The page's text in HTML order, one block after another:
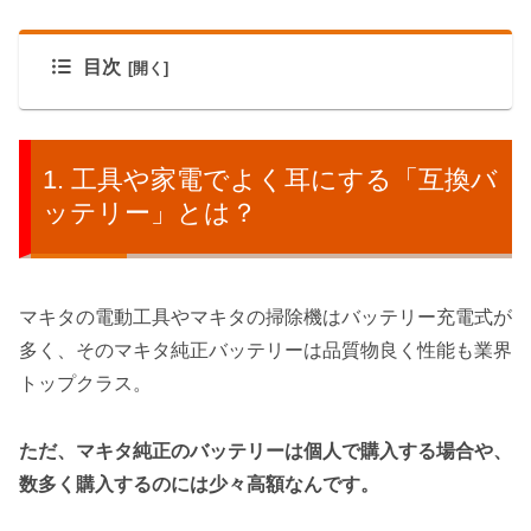
目次
工具や家電でよく耳にする「互換バ
ッテリー」とは？
マキタの電動工具やマキタの掃除機はバッテリー充電式が
多く、そのマキタ純正バッテリーは品質物良く性能も業界
トップクラス。
ただ、マキタ純正のバッテリーは個人で購入する場合や、
数多く購入するのには少々高額なんです。